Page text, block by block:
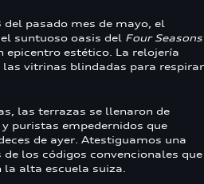
pasado mes de mayo, el
suntuoso oasis del Four Seasons
epicentro estético. La relojería
vitrinas blindadas para respirar
las terrazas se llenaron de
puristas empedernidos que
de ayer. Atestiguamos una
los códigos convencionales que
alta escuela suiza.